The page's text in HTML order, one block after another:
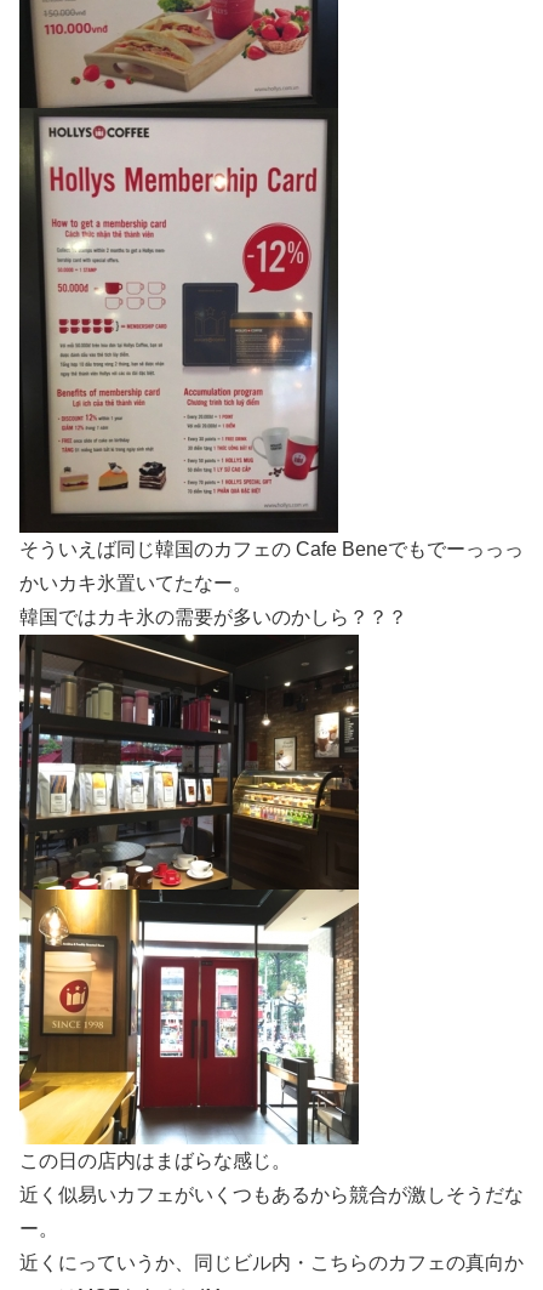
そういえば同じ韓国のカフェの Cafe Beneでもでーっっっ
かいカキ氷置いてたなー。
韓国ではカキ氷の需要が多いのかしら？？？
この日の店内はまばらな感じ。
近く似易いカフェがいくつもあるから競合が激しそうだな
ー。
近くにっていうか、同じビル内・こちらのカフェの真向か